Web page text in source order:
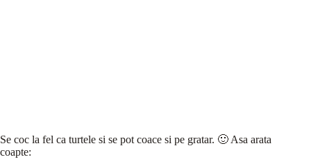
Se coc la fel ca turtele si se pot coace si pe gratar. 🙂 Asa arata
coapte: